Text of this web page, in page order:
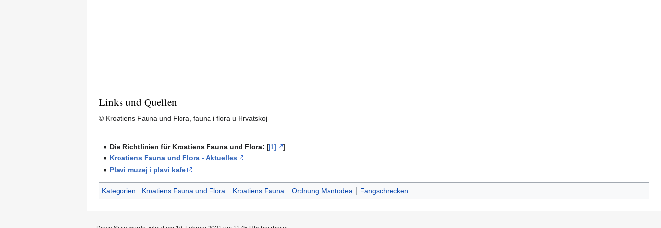
Links und Quellen
© Kroatiens Fauna und Flora, fauna i flora u Hrvatskoj
Die Richtlinien für Kroatiens Fauna und Flora: [[1]
]
Kroatiens Fauna und Flora - Aktuelles
Plavi muzej i plavi kafe
Kategorien: Kroatiens Fauna und Flora Kroatiens Fauna Ordnung Mantodea Fangschrecken